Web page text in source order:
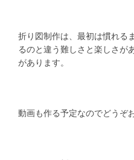
折り図制作は、最初は慣れる
るのと違う難しさと楽しさが
があります。
動画も作る予定なのでどうぞ